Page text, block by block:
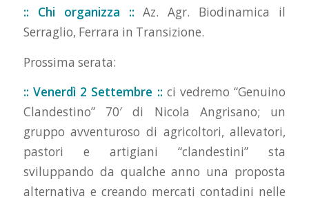
:: Chi organizza :: Az. Agr. Biodinamica il
Serraglio, Ferrara in Transizione.
Prossima serata:
:: Venerdì 2 Settembre :: ci vedremo “Genuino
Clandestino” 70′ di Nicola Angrisano; un
gruppo avventuroso di agricoltori, allevatori,
pastori e artigiani “clandestini” sta
sviluppando da qualche anno una proposta
alternativa e creando mercati contadini nelle